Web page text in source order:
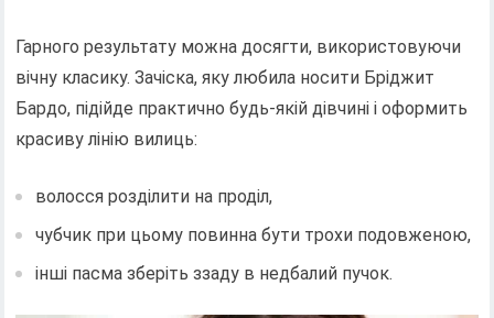
Гарного результату можна досягти, використовуючи
вічну класику. Зачіска, яку любила носити Бріджит
Бардо, підійде практично будь-якій дівчині і оформить
красиву лінію вилиць:
волосся розділити на проділ,
чубчик при цьому повинна бути трохи подовженою,
інші пасма зберіть ззаду в недбалий пучок.